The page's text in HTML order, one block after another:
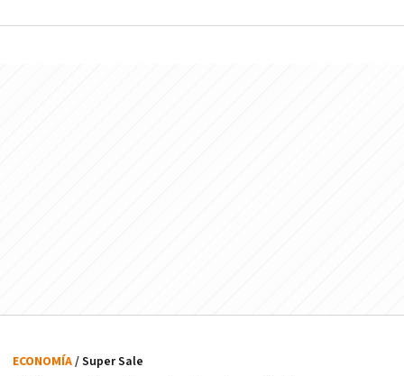
ECONOMÍA/ Super Sale